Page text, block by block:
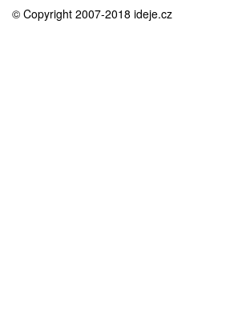
© Copyright 2007-2018 ideje.cz